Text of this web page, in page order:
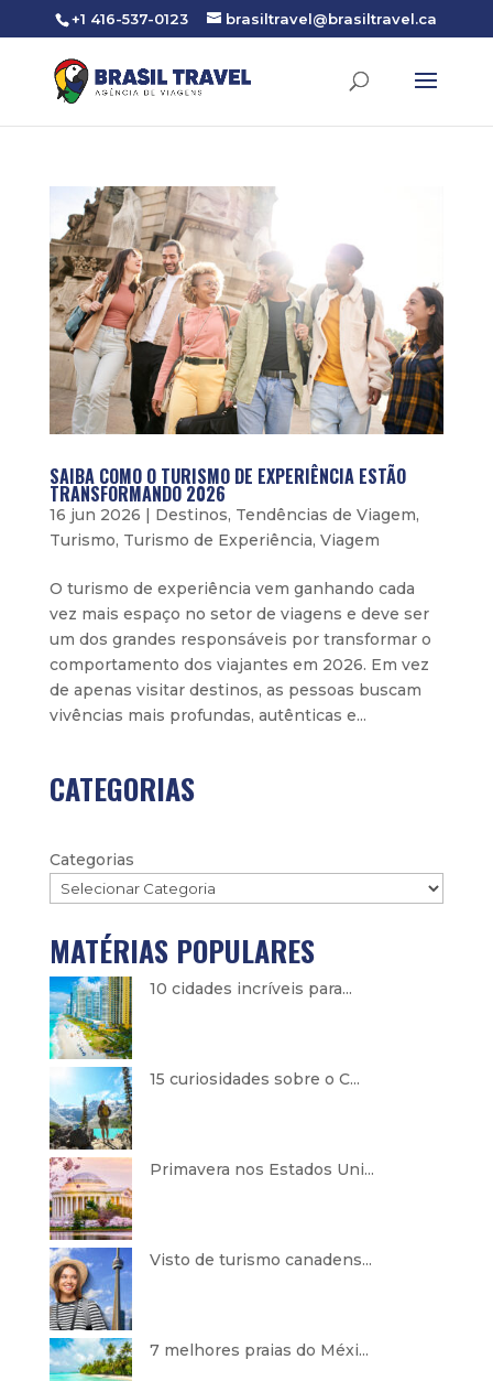
+1 416-537-0123 brasiltravel@brasiltravel.ca
SAIBA COMO O TURISMO DE EXPERIÊNCIA ESTÃO
TRANSFORMANDO 2026
16 jun 2026 Destinos, Tendências de Viagem,
Turismo, Turismo de Experiência, Viagem
O turismo de experiência vem ganhando cada
vez mais espaço no setor de viagens e deve ser
um dos grandes responsáveis por transformar o
comportamento dos viajantes em 2026. Em vez
de apenas visitar destinos, as pessoas buscam
vivências mais profundas, autênticas e...
CATEGORIAS
Categorias
MATÉRIAS POPULARES
10 cidades incríveis para...
15 curiosidades sobre o C...
Primavera nos Estados Uni...
Visto de turismo canadens...
7 melhores praias do Méxi...